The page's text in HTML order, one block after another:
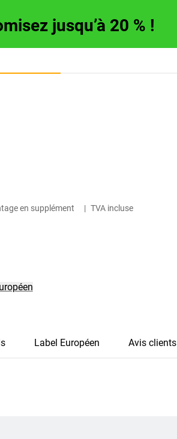
jusqu’à 20 % !
en supplément | TVA incluse
Label Européen Avis clients